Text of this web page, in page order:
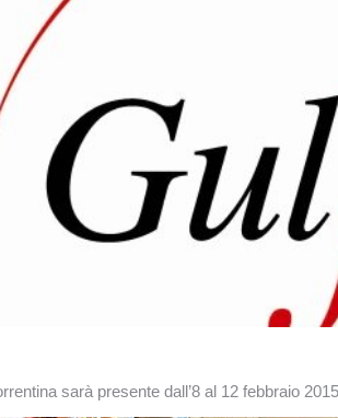
sarà presente dall’8 al 12 febbraio